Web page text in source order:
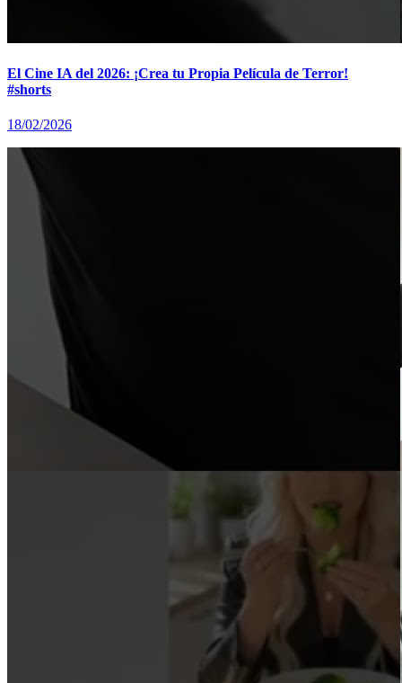
El Cine IA del 2026: ¡Crea tu Propia Película de Terror!
#shorts
18/02/2026